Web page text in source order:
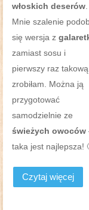
włoskich deserów
Mnie szalenie
się wersja z
zamiast sosu i
pierwszy raz takową
zrobiłam. Można ją
przygotować
samodzielnie ze
świeżych owoców
taka jest najlepsza!
Czytaj więcej